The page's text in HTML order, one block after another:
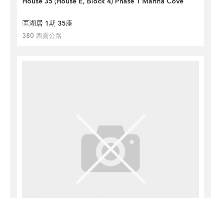
匡湖居 1期 35座
380 西貢公路